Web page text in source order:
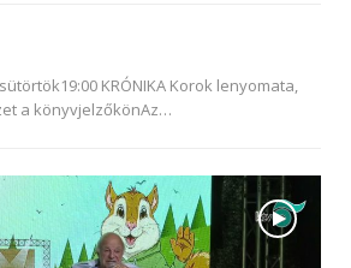
KRÓNIKA Korok lenyomata,
a könyvjelzőkönAz…